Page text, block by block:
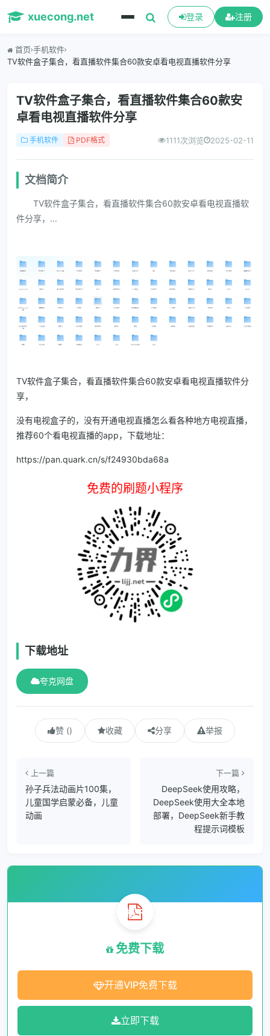
xuecong.net 登录 注册
首页 手机软件
TV软件盒子集合，看直播软件集合60款安卓看电视直播软件分享
TV软件盒子集合，看直播软件集合60款安
卓看电视直播软件分享
手机软件 PDF格式 1111次浏览 2025-02-11
文档简介
TV软件盒子集合，看直播软件集合60款安卓看电视直播软
件分享，...
TV软件盒子集合，看直播软件集合60款安卓看电视直播软件分
享，
没有电视盒子的，没有开通电视直播怎么看各种地方电视直播，
推荐60个看电视直播的app，下载地址：
https://pan.quark.cn/s/f24930bda68a
免费的刷题小程序
下载地址
夸克网盘
赞 () 收藏 分享 举报
上一篇
孙子兵法动画片100集，
儿童国学启蒙必备，儿童
动画
下一篇
DeepSeek使用攻略，
DeepSeek使用大全本地
部署，DeepSeek新手教
程提示词模板
文档下载
免费下载
开通VIP免费下载
立即下载